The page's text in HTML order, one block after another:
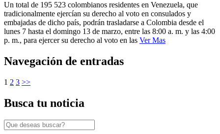
Un total de 195 523 colombianos residentes en Venezuela, que
tradicionalmente ejercían su derecho al voto en consulados y
embajadas de dicho país, podrán trasladarse a Colombia desde el
lunes 7 hasta el domingo 13 de marzo, entre las 8:00 a. m. y las 4:00
p. m., para ejercer su derecho al voto en las Ver Mas
Navegación de entradas
1 2 3 >>
Busca tu noticia